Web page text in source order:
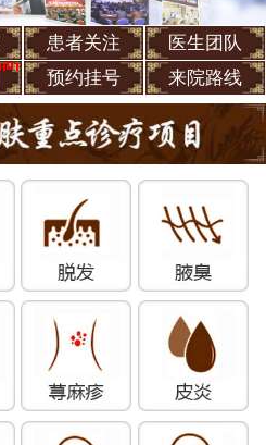
患者关注
医生团队
预约挂号 来院路线